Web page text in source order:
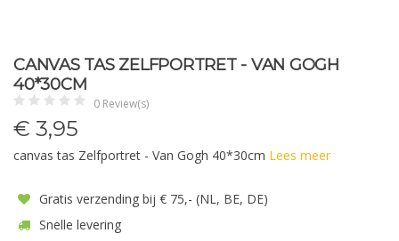
CANVAS TAS ZELFPORTRET - VAN GOGH
40*30CM
0 Review(s)
€ 3,95
canvas tas Zelfportret - Van Gogh 40*30cm Lees meer
Gratis verzending bij € 75,- (NL, BE, DE)
Snelle levering